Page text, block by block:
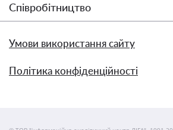
Співробітництво
Умови використання сайту
Політика конфіденційності